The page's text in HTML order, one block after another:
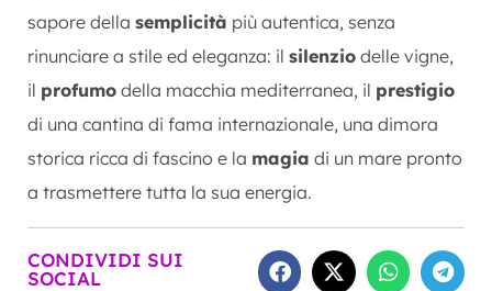
sapore della semplicità più autentica, senza
rinunciare a stile ed eleganza: il silenzio delle vigne,
il profumo della macchia mediterranea, il prestigio
di una cantina di fama internazionale, una dimora
storica ricca di fascino e la magia di un mare pronto
a trasmettere tutta la sua energia.
CONDIVIDI SUI
SOCIAL